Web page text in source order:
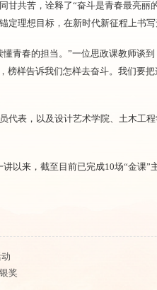
共苦，诠释了“奋斗是青春最亮丽
理想目标，在新时代新征程上书写
青春的担当。”一位思政课教师谈
榜样告诉我们怎样去奋斗。我们要
代表，以及设计艺术学院、土木工
以来，截至目前已完成10场“金课”
奖